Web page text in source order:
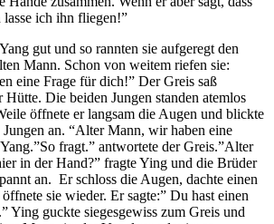
ich ihn fliegen!”
gut und so rannten sie aufgeregt den
Mann. Schon von weitem riefen sie:
eine Frage für dich!” Der Greis saß
Hütte. Die beiden Jungen standen atemlos
öffnete er langsam die Augen und blickte
an. “Alter Mann, wir haben eine
fragt.” antwortete der Greis.”Alter
in der Hand?” fragte Ying und die Brüder
an. Er schloss die Augen, dachte einen
sie wieder. Er sagte:” Du hast einen
Ying guckte siegesgewiss zum Greis und